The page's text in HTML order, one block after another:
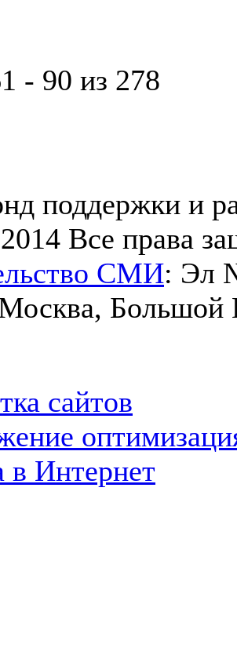
- 90 из 278
поддержки и
Все права
СМИ: Эл
Большой
сайтов
в Интернет